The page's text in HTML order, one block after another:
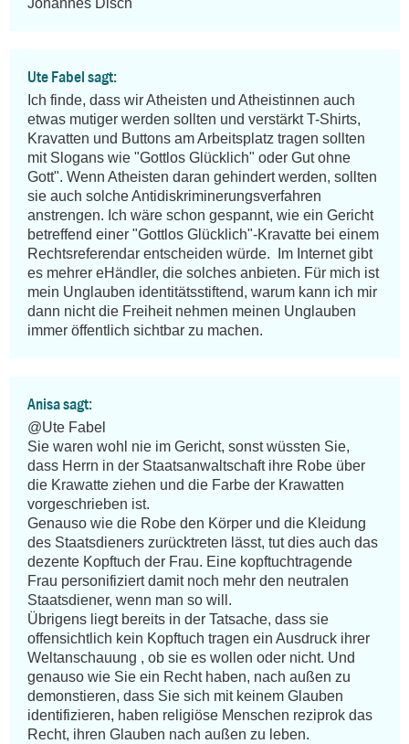
Johannes Disch
Ute Fabel sagt:
Ich finde, dass wir Atheisten und Atheistinnen auch
etwas mutiger werden sollten und verstärkt T-Shirts,
Kravatten und Buttons am Arbeitsplatz tragen sollten
mit Slogans wie "Gottlos Glücklich" oder Gut ohne
Gott". Wenn Atheisten daran gehindert werden, sollten
sie auch solche Antidiskriminerungsverfahren
anstrengen. Ich wäre schon gespannt, wie ein Gericht
betreffend einer "Gottlos Glücklich"-Kravatte bei einem
Rechtsreferendar entscheiden würde.  Im Internet gibt
es mehrer eHändler, die solches anbieten. Für mich ist
mein Unglauben identitätsstiftend, warum kann ich mir
dann nicht die Freiheit nehmen meinen Unglauben
immer öffentlich sichtbar zu machen.
Anisa sagt:
@Ute Fabel
Sie waren wohl nie im Gericht, sonst wüssten Sie,
dass Herrn in der Staatsanwaltschaft ihre Robe über
die Krawatte ziehen und die Farbe der Krawatten
vorgeschrieben ist.
Genauso wie die Robe den Körper und die Kleidung
des Staatsdieners zurücktreten lässt, tut dies auch das
dezente Kopftuch der Frau. Eine kopftuchtragende
Frau personifiziert damit noch mehr den neutralen
Staatsdiener, wenn man so will.
Übrigens liegt bereits in der Tatsache, dass sie
offensichtlich kein Kopftuch tragen ein Ausdruck ihrer
Weltanschauung , ob sie es wollen oder nicht. Und
genauso wie Sie ein Recht haben, nach außen zu
demonstieren, dass Sie sich mit keinem Glauben
identifizieren, haben religiöse Menschen reziprok das
Recht, ihren Glauben nach außen zu leben.